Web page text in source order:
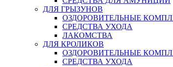
ДЛЯ ГРЫЗУНОВ
ОЗДОРОВИТЕЛЬНЫЕ
СРЕДСТВА УХОДА
ЛАКОМСТВА
ДЛЯ КРОЛИКОВ
ОЗДОРОВИТЕЛЬНЫЕ
СРЕДСТВА УХОДА